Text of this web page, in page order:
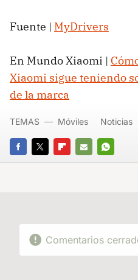
Fuente | MyDrivers
En Mundo Xiaomi |
Xiaomi sigue teniendo
de la marca
FACEBOOK
TWITTERFLIPBOARD
E-
TEMAS Móviles Noticias
Comentarios